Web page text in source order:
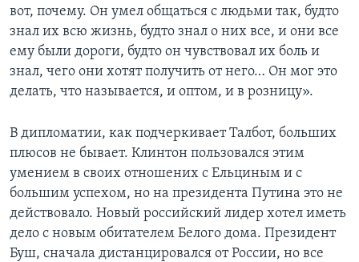
вот, почему. Он умел общаться с людьми так, будто
знал их всю жизнь, будто знал о них все, и они все
ему были дороги, будто он чувствовал их боль и
знал, чего они хотят получить от него… Он мог это
делать, что называется, и оптом, и в розницу».
В дипломатии, как подчеркивает Талбот, больших
плюсов не бывает. Клинтон пользовался этим
умением в своих отношених с Ельциным и с
большим успехом, но на президента Путина это не
действовало. Новый российский лидер хотел иметь
дело с новым обитателем Белого дома. Президент
Буш, сначала дистанцировался от России, но все